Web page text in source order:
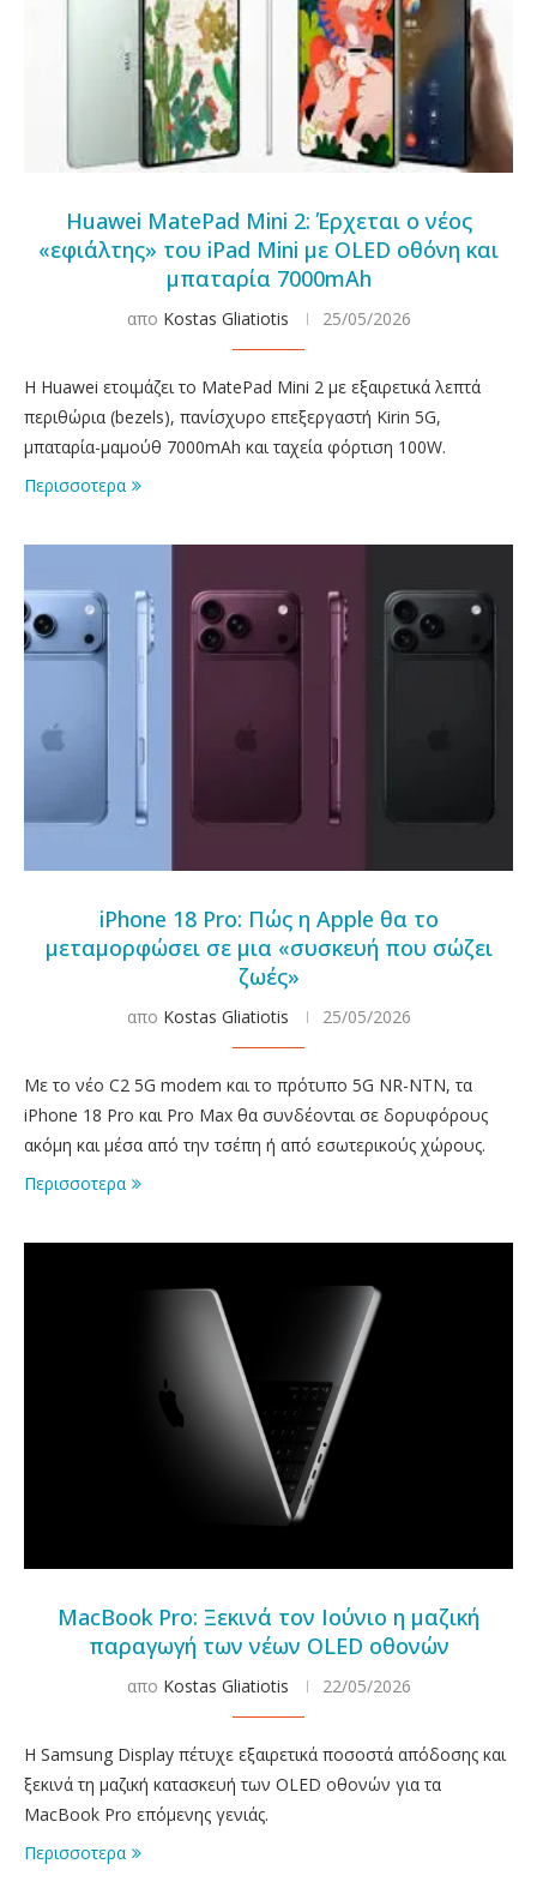
Huawei MatePad Mini 2: Έρχεται ο νέος
«εφιάλτης» του iPad Mini με OLED οθόνη και
μπαταρία 7000mAh
απο Kostas Gliatiotis 25/05/2026
Η Huawei ετοιμάζει το MatePad Mini 2 με εξαιρετικά λεπτά
περιθώρια (bezels), πανίσχυρο επεξεργαστή Kirin 5G,
μπαταρία-μαμούθ 7000mAh και ταχεία φόρτιση 100W.
Περισσοτερα
iPhone 18 Pro: Πώς η Apple θα το
μεταμορφώσει σε μια «συσκευή που σώζει
ζωές»
απο Kostas Gliatiotis 25/05/2026
Με το νέο C2 5G modem και το πρότυπο 5G NR-NTN, τα
iPhone 18 Pro και Pro Max θα συνδέονται σε δορυφόρους
ακόμη και μέσα από την τσέπη ή από εσωτερικούς χώρους.
Περισσοτερα
MacBook Pro: Ξεκινά τον Ιούνιο η μαζική
παραγωγή των νέων OLED οθονών
απο Kostas Gliatiotis 22/05/2026
Η Samsung Display πέτυχε εξαιρετικά ποσοστά απόδοσης και
ξεκινά τη μαζική κατασκευή των OLED οθονών για τα
MacBook Pro επόμενης γενιάς.
Περισσοτερα